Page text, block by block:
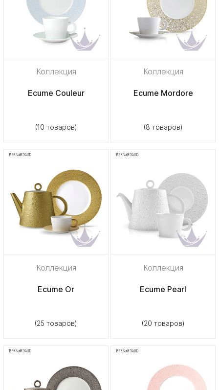
Коллекция
Ecume Couleur
(10 товаров)
Коллекция
Ecume Mordore
(8 товаров)
Коллекция
Ecume Or
(25 товаров)
Коллекция
Ecume Pearl
(20 товаров)